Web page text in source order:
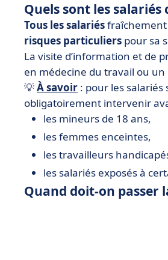
Quels sont les salariés
Tous les salariésfraîchement
risques particuliers pour sa
La visite d’information et de
en médecine du travail ou
💡À savoir : pour les salariés
obligatoirement intervenir
les mineurs de 18 ans,
les femmes enceintes,
les travailleurs
les salariés exposés à
Quand doit-on passer